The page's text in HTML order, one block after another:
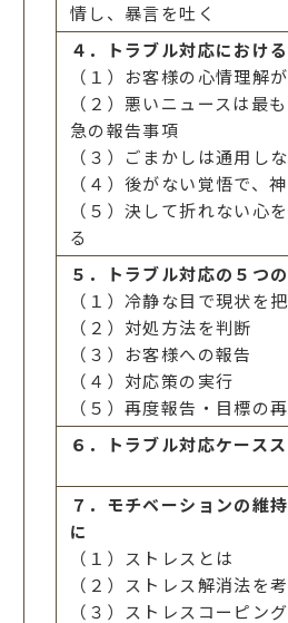
情し、暴言を吐く
４．トラブル対応におけ
（１）お客様の心情理解
（２）悪いニュースは最
急の報告事項
（３）ごまかしは通用し
（４）後がない覚悟で、
（５）決して折れない心
る
５．トラブル対応の５つ
（１）冷静な目で現状を
（２）対処方法を判断
（３）お客様への報告
（４）対応策の実行
（５）再度報告・目標の
６．トラブル対応ケース
７．モチベーションの維
に
（１）ストレスとは
（２）ストレス解消法を
（３）ストレスコーピン